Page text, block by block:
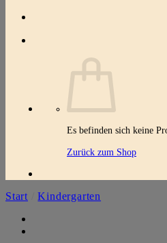
Es befinden sich keine
Zurück zum Shop
Start Kindergarten